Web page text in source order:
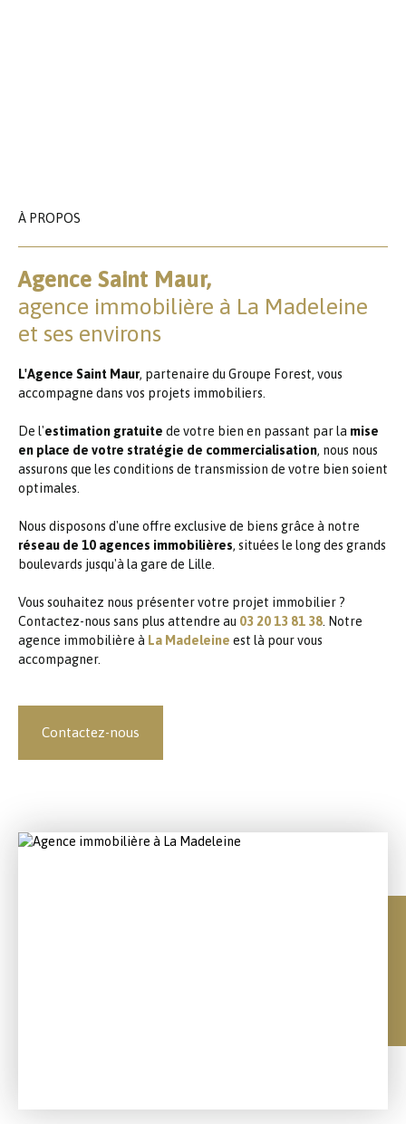
À PROPOS
Agence Saint Maur,
agence immobilière à La Madeleine
et ses environs
L'Agence Saint Maur, partenaire du Groupe Forest, vous
accompagne dans vos projets immobiliers.
De l'estimation gratuite de votre bien en passant par la mise
en place de votre stratégie de commercialisation, nous nous
assurons que les conditions de transmission de votre bien soient
optimales.
Nous disposons d'une offre exclusive de biens grâce à notre
réseau de 10 agences immobilières, situées le long des grands
boulevards jusqu'à la gare de Lille.
Vous souhaitez nous présenter votre projet immobilier ?
Contactez-nous sans plus attendre au 03 20 13 81 38 . Notre
agence immobilière à La Madeleine est là pour vous
accompagner.
Contactez-nous